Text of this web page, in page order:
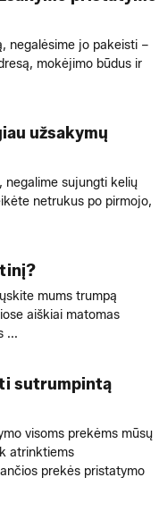
negalėsime jo pakeisti –
mokėjimo būdus ir
užsakymų
negalime sujungti kelių
netrukus po pirmojo,
mums trumpą
aiškiai matomas
...
sutrumpintą
visoms prekėms mūsų
atrinktiems
prekės pristatymo